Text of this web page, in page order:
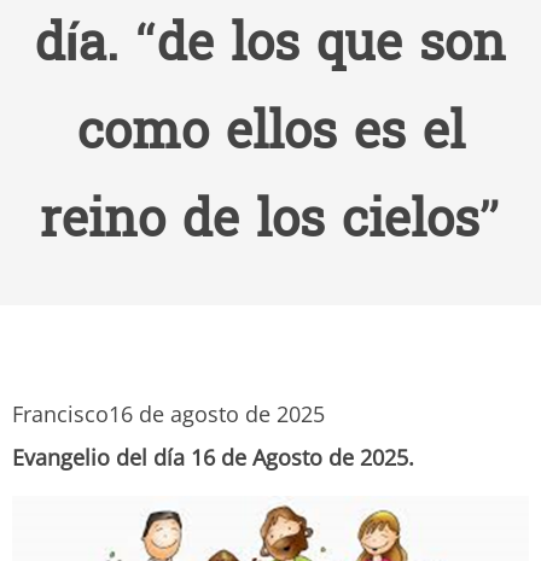
día. “de los que son
como ellos es el
reino de los cielos”
Francisco16 de agosto de 2025
Evangelio del día 16 de Agosto de 2025.